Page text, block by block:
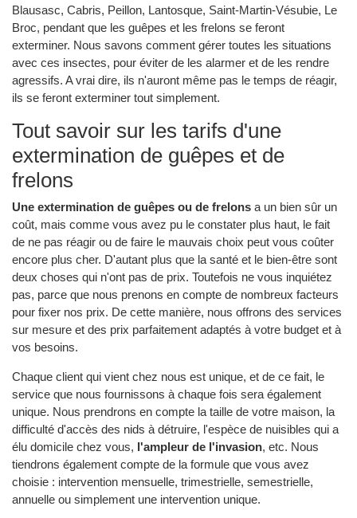
Blausasc, Cabris, Peillon, Lantosque, Saint-Martin-Vésubie, Le
Broc, pendant que les guêpes et les frelons se feront
exterminer. Nous savons comment gérer toutes les situations
avec ces insectes, pour éviter de les alarmer et de les rendre
agressifs. A vrai dire, ils n'auront même pas le temps de réagir,
ils se feront exterminer tout simplement.
Tout savoir sur les tarifs d'une
extermination de guêpes et de
frelons
Une extermination de guêpes ou de frelons a un bien sûr un
coût, mais comme vous avez pu le constater plus haut, le fait
de ne pas réagir ou de faire le mauvais choix peut vous coûter
encore plus cher. D'autant plus que la santé et le bien-être sont
deux choses qui n'ont pas de prix. Toutefois ne vous inquiétez
pas, parce que nous prenons en compte de nombreux facteurs
pour fixer nos prix. De cette manière, nous offrons des services
sur mesure et des prix parfaitement adaptés à votre budget et à
vos besoins.
Chaque client qui vient chez nous est unique, et de ce fait, le
service que nous fournissons à chaque fois sera également
unique. Nous prendrons en compte la taille de votre maison, la
difficulté d'accès des nids à détruire, l'espèce de nuisibles qui a
élu domicile chez vous, l'ampleur de l'invasion, etc. Nous
tiendrons également compte de la formule que vous avez
choisie : intervention mensuelle, trimestrielle, semestrielle,
annuelle ou simplement une intervention unique.